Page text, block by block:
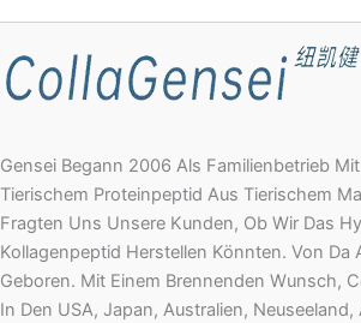
Gensei Begann 2006 Als Familienbetrieb
Tierischem Proteinpeptid Aus Tierischem
Fragten Uns Unsere Kunden, Ob Wir Das
Kollagenpeptid Herstellen Könnten. Von Da
Geboren. Mit Einem Brennenden Wunsch,
In Den USA, Japan, Australien, Neuseeland,